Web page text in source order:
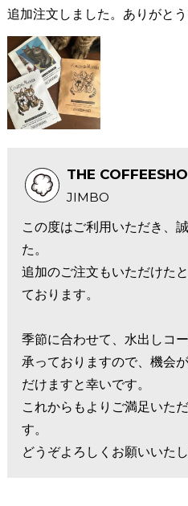
追加注文しました。ありがとう
THE
JIMBO
この度はご利用いただき、
た。
追加のご注文もいただけた
ております。
季節に合わせて、水出しコ
承っておりますので、機会
だけますと幸いです。
これからもよりご満足いた
す。
どうぞよろしくお願いいたし